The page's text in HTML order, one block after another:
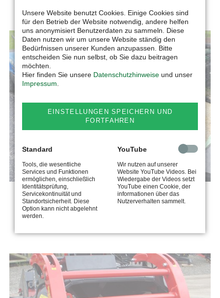
FUTTERMISCHSCHAUFEL MINI MIX
Unsere Website benutzt Cookies. Einige Cookies sind
für den Betrieb der Website notwendig, andere helfen
uns anonymisiert Benutzerdaten zu sammeln. Diese
Daten nutzen wir um unsere Website ständig den
Bedürfnissen unserer Kunden anzupassen. Bitte
entscheiden Sie nun selbst, ob Sie dazu beitragen
möchten.
Hier finden Sie unsere Datenschutzhinweise und unser
Impressum
EINSTELLUNGEN SPEICHERN UND
FORTFAHREN
Standard
Tools, die wesentliche
Services und Funktionen
ermöglichen, einschließlich
Identitätsprüfung,
Servicekontinuität und
Standortsicherheit. Diese
Option kann nicht abgelehnt
werden.
YouTube
Wir nutzen auf unserer
Website YouTube Videos. Bei
Wiedergabe der Videos setzt
YouTube einen Cookie, der
informationen über das
Nutzerverhalten sammelt.